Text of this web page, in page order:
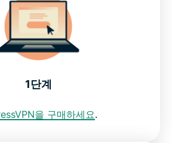
서버를 사용해야 하는 이유
욕 팀의 경기를 스트리밍하세요
등에서 이용 가능한 뉴욕 VPN
로 더 강력해진 데이터 보
1단계
을 구매하세요.